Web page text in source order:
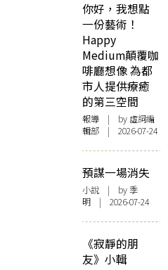
你好，我想點
一份藝術！
Happy
Medium顛覆咖
啡廳想像 為都
市人提供療癒
的第三空間
報導 | by 虛詞編
輯部 | 2026-07-24
預謀一場消失
小說 | by 季
明 | 2026-07-24
《寂靜的朋
友》小輯